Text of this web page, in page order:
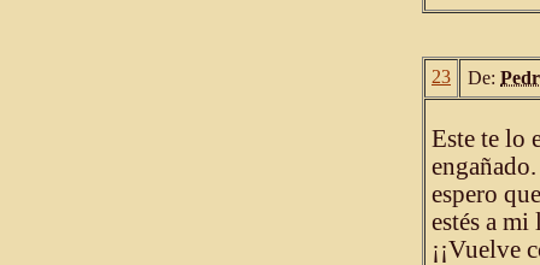
23 De:
Este te lo
espero
estés a
¡¡Vuelve